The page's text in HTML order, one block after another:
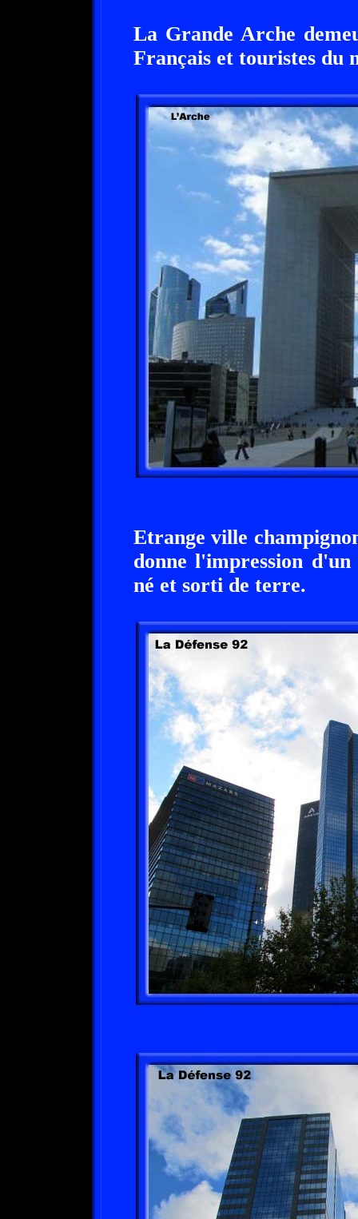
La Grande Arche
Français et touristes du
Etrange ville
donne l'impression
né et sorti de terre.